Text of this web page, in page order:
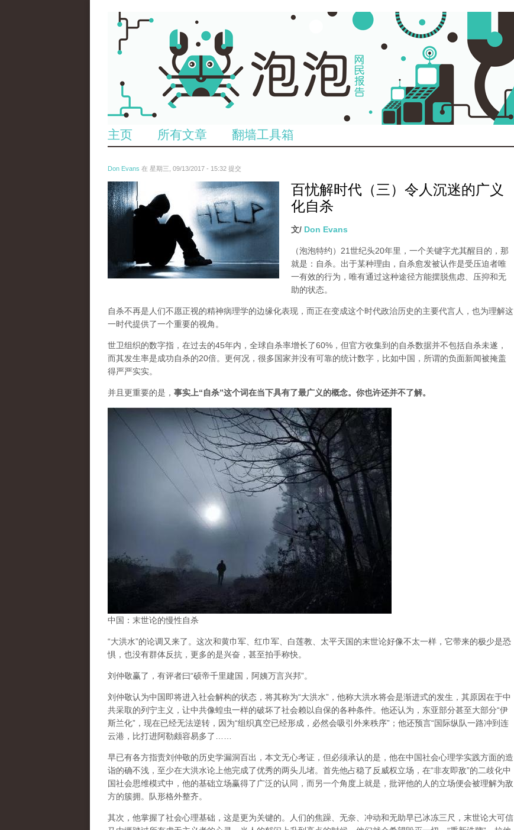
主页 所有文章 翻墙工具箱
Don Evans 在 星期三, 09/13/2017 - 15:32 提交
wechatimg1147.jpeg
百忧解时代（三）令人沉迷的广义
化自杀
文/ Don Evans
（泡泡特约） 21世纪头20年里，一个关键字尤其醒目的，那
就是：自杀。出于某种理由，自杀愈发被认作是受压迫者唯
一有效的行为，唯有通过这种途径方能摆脱焦虑、压抑和无
助的状态。
自杀不再是人们不愿正视的精神病理学的边缘化表现，而正在变成这个时代政治历史的主要代言人，也为理解这
一时代提供了一个重要的视角。
世卫组织的数字指，在过去的45年内，全球自杀率增长了60%，但官方收集到的自杀数据并不包括自杀未遂，
而其发生率是成功自杀的20倍。更何况，很多国家并没有可靠的统计数字，比如中国，所谓的负面新闻被掩盖
得严严实实。
并且更重要的是， 事实上“自杀”这个词在当下具有了最广义的概念。你也许还并不了解。
中国：末世论的慢性自杀
“大洪水”的论调又来了。这次和黄巾军、红巾军、白莲教、太平天国的末世论好像不太一样，它带来的极少是恐
惧，也没有群体反抗，更多的是兴奋，甚至拍手称快。
刘仲敬赢了，有评者曰“硕帝千里建国，阿姨万言兴邦”。
刘仲敬认为中国即将进入社会解构的状态，将其称为“大洪水”，他称大洪水将会是渐进式的发生，其原因在于中
共采取的列宁主义，让中共像蝗虫一样的破坏了社会赖以自保的各种条件。他还认为，东亚部分甚至大部分“伊
斯兰化”，现在已经无法逆转，因为“组织真空已经形成，必然会吸引外来秩序”；他还预言“国际纵队一路冲到连
云港，比打进阿勒颇容易多了……
早已有各方指责刘仲敬的历史学漏洞百出，本文无心考证，但必须承认的是，他在中国社会心理学实践方面的造
诣的确不浅，至少在大洪水论上他完成了优秀的两头儿堵。首先他占稳了反威权立场，在“非友即敌”的二歧化中
国社会思维模式中，他的基础立场赢得了广泛的认同，而另一个角度上就是，批评他的人的立场便会被理解为敌
方的簇拥。队形格外整齐。
其次，他掌握了社会心理基础，这是更为关键的。人们的焦躁、无奈、冲动和无助早已冰冻三尺，末世论大可信